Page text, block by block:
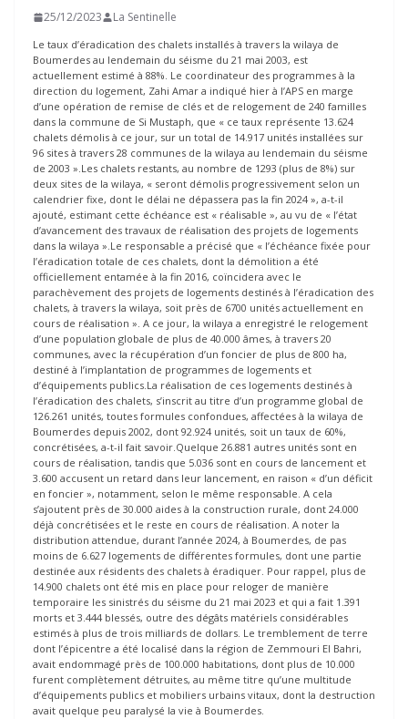
25/12/2023 La Sentinelle
Le taux d’éradication des chalets installés à travers la wilaya de
Boumerdes au lendemain du séisme du 21 mai 2003, est
actuellement estimé à 88%. Le coordinateur des programmes à la
direction du logement, Zahi Amar a indiqué hier à l’APS en marge
d’une opération de remise de clés et de relogement de 240 familles
dans la commune de Si Mustaph, que « ce taux représente 13.624
chalets démolis à ce jour, sur un total de 14.917 unités installées sur
96 sites à travers 28 communes de la wilaya au lendemain du séisme
de 2003 ».Les chalets restants, au nombre de 1293 (plus de 8%) sur
deux sites de la wilaya, « seront démolis progressivement selon un
calendrier fixe, dont le délai ne dépassera pas la fin 2024 », a-t-il
ajouté, estimant cette échéance est « réalisable », au vu de « l’état
d’avancement des travaux de réalisation des projets de logements
dans la wilaya ».Le responsable a précisé que « l’échéance fixée pour
l’éradication totale de ces chalets, dont la démolition a été
officiellement entamée à la fin 2016, coïncidera avec le
parachèvement des projets de logements destinés à l’éradication des
chalets, à travers la wilaya, soit près de 6700 unités actuellement en
cours de réalisation ». A ce jour, la wilaya a enregistré le relogement
d’une population globale de plus de 40.000 âmes, à travers 20
communes, avec la récupération d’un foncier de plus de 800 ha,
destiné à l’implantation de programmes de logements et
d’équipements publics.La réalisation de ces logements destinés à
l’éradication des chalets, s’inscrit au titre d’un programme global de
126.261 unités, toutes formules confondues, affectées à la wilaya de
Boumerdes depuis 2002, dont 92.924 unités, soit un taux de 60%,
concrétisées, a-t-il fait savoir.Quelque 26.881 autres unités sont en
cours de réalisation, tandis que 5.036 sont en cours de lancement et
3.600 accusent un retard dans leur lancement, en raison « d’un déficit
en foncier », notamment, selon le même responsable. A cela
s’ajoutent près de 30.000 aides à la construction rurale, dont 24.000
déjà concrétisées et le reste en cours de réalisation. A noter la
distribution attendue, durant l’année 2024, à Boumerdes, de pas
moins de 6.627 logements de différentes formules, dont une partie
destinée aux résidents des chalets à éradiquer. Pour rappel, plus de
14.900 chalets ont été mis en place pour reloger de manière
temporaire les sinistrés du séisme du 21 mai 2023 et qui a fait 1.391
morts et 3.444 blessés, outre des dégâts matériels considérables
estimés à plus de trois milliards de dollars. Le tremblement de terre
dont l’épicentre a été localisé dans la région de Zemmouri El Bahri,
avait endommagé près de 100.000 habitations, dont plus de 10.000
furent complètement détruites, au même titre qu’une multitude
d’équipements publics et mobiliers urbains vitaux, dont la destruction
avait quelque peu paralysé la vie à Boumerdes.